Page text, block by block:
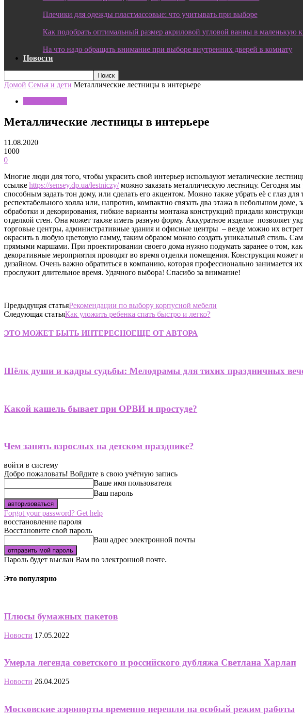
Плечики для одежды пластмассовые: что учитывать при выборе
Как подобрать оптимальный размер акриловой угловой ванны в маленькую
На что надо обращать внимание при выборе внутренних дверей в комнату
Новости
Домой Семья и дети Металлические лестницы в интерьере
Металлические лестницы в интерьере
11.08.2020
1000
0
Многие люди для того, чтобы украсить свой интерьер используют металические
ссылке https://sensey.dp.ua/lestniczy/можно заказать металлическую лестницу. Сегодня мы
способным задать тон дому, или сделать его акцентом. Можно также убрать её с глаз
респектабельного холла или, напротив, компактно связать два этажа в небольшом
обработки и декорирования, гибкие варианты монтажа конструкций придали
отделкой стен. Она может также иметь разную форму. Аккуратное изделие позволяет
торговые центры, административные здания и офисные центры – везде можно их
окрасить в любую цветовую гамму, таким образом можно создать уникальный стиль.
прямыми маршами. При проектировании своего дома нужно подумать заранее о том,
декоративные мероприятия проводят во время отделки помещения. Конструкция может
дизайном. Очень важно обратиться в компанию, которая профессионально занимается
прослужит длительное время. Удачного выбора! Спасибо за внимание!
Предыдущая статьяРекомендации по выбору корпусной мебели
Следующая статьяКак уложить ребенка спать быстро и легко?
ЭТО МОЖЕТ БЫТЬ ИНТЕРЕСНОЕЩЕ ОТ АВТОРА
Шёлк души и кадры судьбы: Мелодрамы для тихих праздничных
Какой кашель бывает при ОРВИ и простуде?
Чем занять взрослых на детском празднике?
войти в систему
Добро пожаловать! Войдите в свою учётную запись
Ваше имя пользователя
Ваш пароль
Forgot your password? Get help
восстановление пароля
Восстановите свой пароль
Ваш адрес электронной почты
Пароль будет выслан Вам по электронной почте.
Это популярно
Плюсы бумажных пакетов
Новости 17.05.2022
Умерла легенда советского и российского дубляжа Светлана Харлап
Новости 26.04.2025
Московские аэропорты временно перешли на особый режим работы